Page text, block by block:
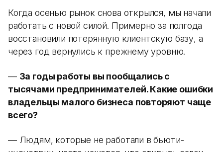
Когда осенью рынок снова открылся, мы начали
работать с новой силой. Примерно за полгода
восстановили потерянную клиентскую базу, а
через год вернулись к прежнему уровню.
— За годы работы вы пообщались с
тысячами предпринимателей. Какие ошибки
владельцы малого бизнеса повторяют чаще
всего?
— Людям, которые не работали в бьюти-